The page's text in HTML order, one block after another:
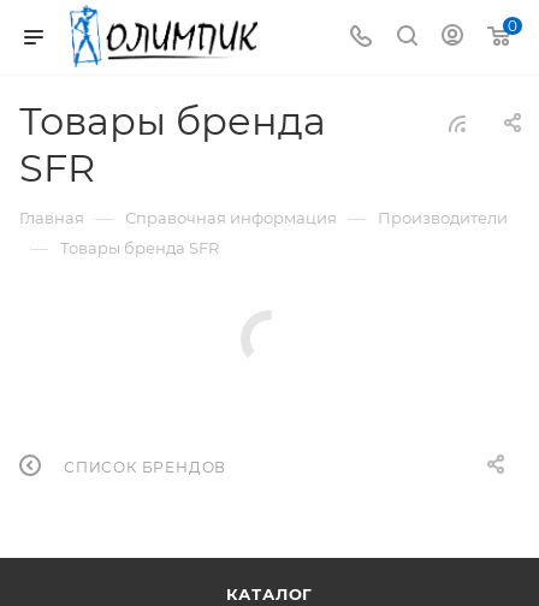
0
Товары бренда
SFR
Главная — Справочная информация — Производители
— Товары бренда SFR
СПИСОК БРЕНДОВ
КАТАЛОГ